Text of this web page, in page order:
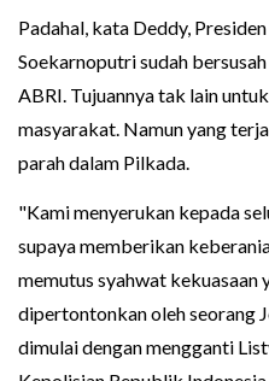
Padahal, kata Deddy,
Soekarnoputri sudah
ABRI. Tujuannya tak lain
masyarakat. Namun yang
parah dalam Pilkada.
"Kami menyerukan kepada
supaya memberikan
memutus syahwat kekuasaan
dipertontonkan oleh seorang
dimulai dengan mengganti